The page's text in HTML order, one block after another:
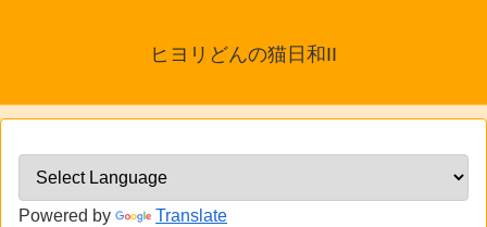
ヒヨリどんの猫日和II
Powered by Translate